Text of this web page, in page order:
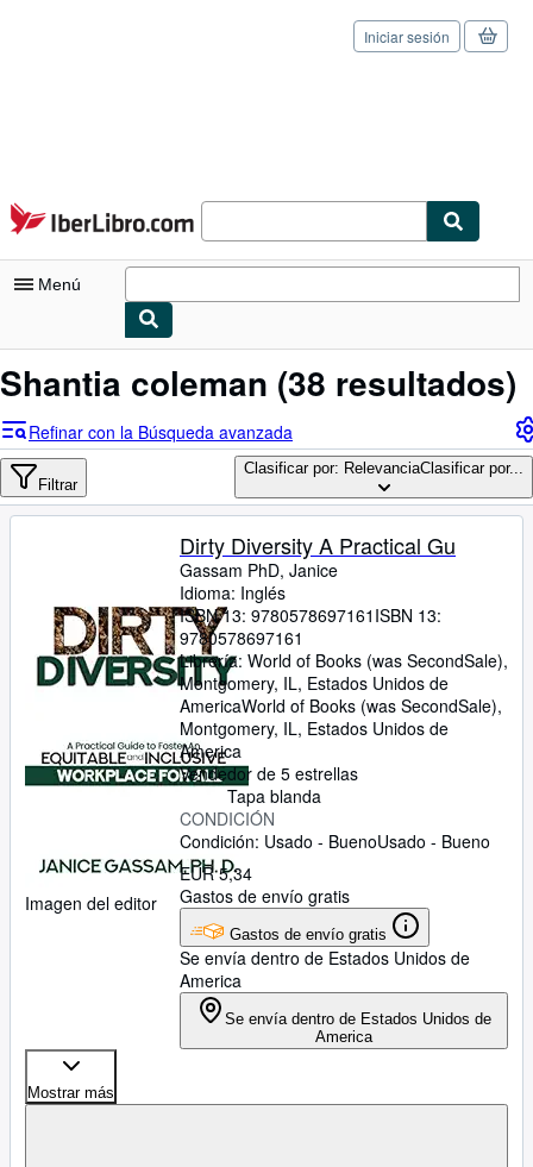
Pasar al contenido principal
IberLibro.com
Iniciar sesión
Menú
Mi cuenta
Cerrar sesión
Búsqueda avanzada
Arte y coleccionismo
Vendedores
Ayuda
CERRAR
Shantia coleman (38 resultados)
Refinar con la Búsqueda avanzada
Filtrar
Clasificar por: RelevanciaClasificar por...
Imagen del editor
Dirty Diversity A Practical Gu
Gassam PhD, Janice
Idioma: Inglés
ISBN 13: 9780578697161 ISBN 13:
9780578697161
Librería: World of Books (was SecondSale),
Montgomery, IL, Estados Unidos de
AmericaWorld of Books (was SecondSale),
Montgomery, IL, Estados Unidos de
America
Vendedor de 5 estrellas
Tapa blanda
CONDICIÓN
Condición: Usado - BuenoUsado - Bueno
EUR 5,34
Gastos de envío gratis
Gastos de envío gratis
Se envía dentro de Estados Unidos de
America
Se envía dentro de Estados Unidos de
America
Mostrar más